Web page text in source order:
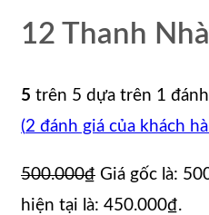
12 Thanh
5 trên 5 dựa trên 1
(2 đánh giá của khách
500.000₫ Giá gốc là:
hiện tại là: 450.000₫.